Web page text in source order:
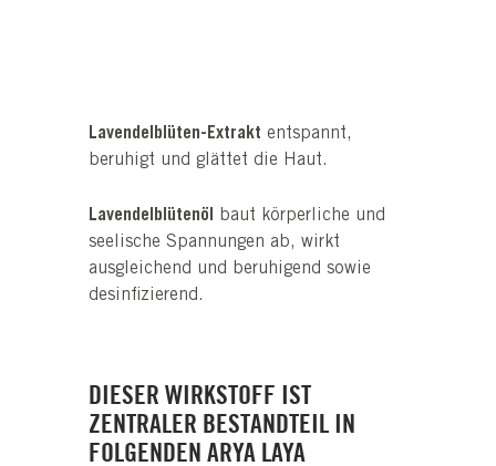
Lavendelblüten-Extrakt entspannt,
beruhigt und glättet die Haut.
Lavendelblütenöl baut körperliche und
seelische Spannungen ab, wirkt
ausgleichend und beruhigend sowie
desinfizierend.
DIESER WIRKSTOFF IST
ZENTRALER BESTANDTEIL IN
FOLGENDEN ARYA LAYA